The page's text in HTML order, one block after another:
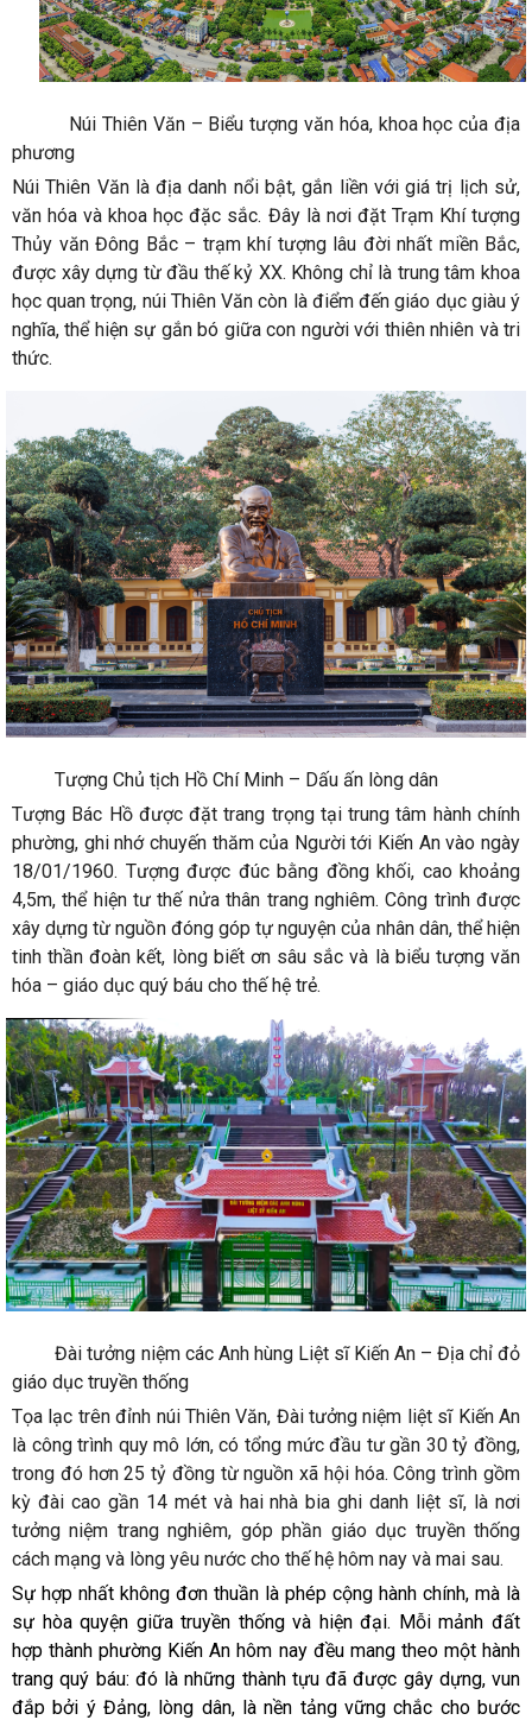
Núi Thiên Văn – Biểu tượng văn hóa, khoa học của địa
phương
Núi Thiên Văn là địa danh nổi bật, gắn liền với giá trị lịch sử,
văn hóa và khoa học đặc sắc. Đây là nơi đặt Trạm Khí tượng
Thủy văn Đông Bắc – trạm khí tượng lâu đời nhất miền Bắc,
được xây dựng từ đầu thế kỷ XX. Không chỉ là trung tâm khoa
học quan trọng, núi Thiên Văn còn là điểm đến giáo dục giàu ý
nghĩa, thể hiện sự gắn bó giữa con người với thiên nhiên và tri
thức.
Tượng Chủ tịch Hồ Chí Minh – Dấu ấn lòng dân
Tượng Bác Hồ được đặt trang trọng tại trung tâm hành chính
phường, ghi nhớ chuyến thăm của Người tới Kiến An vào ngày
18/01/1960. Tượng được đúc bằng đồng khối, cao khoảng
4,5m, thể hiện tư thế nửa thân trang nghiêm. Công trình được
xây dựng từ nguồn đóng góp tự nguyện của nhân dân, thể hiện
tinh thần đoàn kết, lòng biết ơn sâu sắc và là biểu tượng văn
hóa – giáo dục quý báu cho thế hệ trẻ.
Đài tưởng niệm các Anh hùng Liệt sĩ Kiến An – Địa chỉ đỏ
giáo dục truyền thống
Tọa lạc trên đỉnh núi Thiên Văn, Đài tưởng niệm liệt sĩ Kiến An
là công trình quy mô lớn, có tổng mức đầu tư gần 30 tỷ đồng,
trong đó hơn 25 tỷ đồng từ nguồn xã hội hóa. Công trình gồm
kỳ đài cao gần 14 mét và hai nhà bia ghi danh liệt sĩ, là nơi
tưởng niệm trang nghiêm, góp phần giáo dục truyền thống
cách mạng và lòng yêu nước cho thế hệ hôm nay và mai sau.
Sự hợp nhất không đơn thuần là phép cộng hành chính, mà là
sự hòa quyện giữa truyền thống và hiện đại. Mỗi mảnh đất
hợp thành phường Kiến An hôm nay đều mang theo một hành
trang quý báu: đó là những thành tựu đã được gây dựng, vun
đắp bởi ý Đảng, lòng dân, là nền tảng vững chắc cho bước